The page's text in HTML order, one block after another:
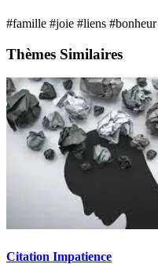
#famille #joie #liens #bonheur
Thèmes Similaires
Citation Impatience